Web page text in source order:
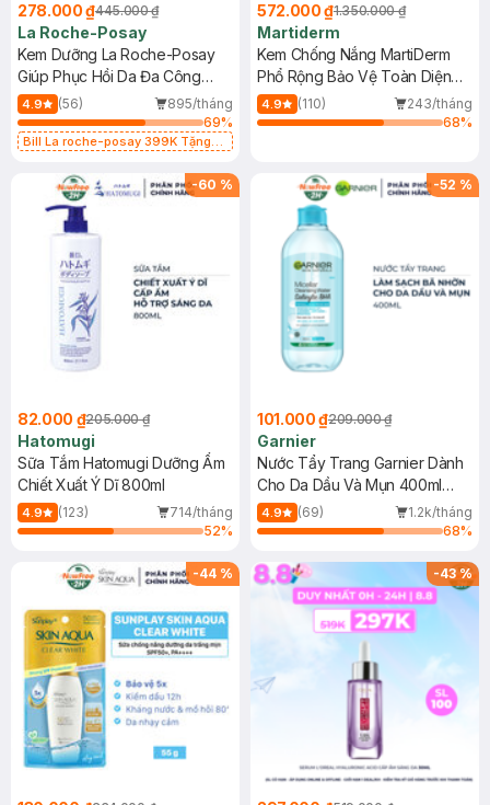
278.000 ₫445.000 ₫
La Roche-Posay
Kem Dưỡng La Roche-Posay
Giúp Phục Hồi Da Đa Công
Dụng 40ml
4.9 (56)
895/tháng
69%
Bill La roche-posay 399K Tặng
(SL có hạn)
572.000 ₫1.350.000 ₫
Martiderm
Kem Chống Nắng MartiDerm
Phổ Rộng Bảo Vệ Toàn Diện
40ml
4.9 (110)
243/tháng
68%
-60 %
82.000 ₫205.000 ₫
Hatomugi
Sữa Tắm Hatomugi Dưỡng Ẩm
Chiết Xuất Ý Dĩ 800ml
4.9 (123)
714/tháng
52%
-52 %
101.000 ₫209.000 ₫
Garnier
Nước Tẩy Trang Garnier Dành
Cho Da Dầu Và Mụn 400ml
(Mới)
4.9 (69)
1.2k/tháng
68%
-44 % -43%